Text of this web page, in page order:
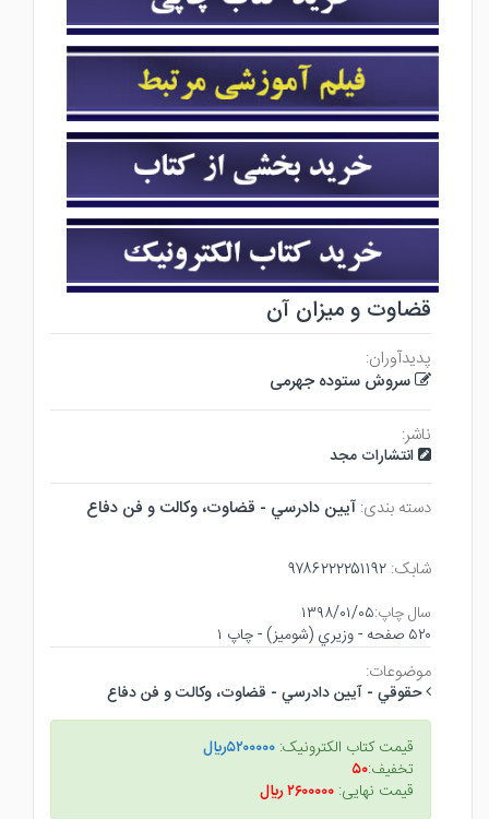
قضاوت و میزان آن
پدیدآوران:
سروش ستوده جهرمی
ناشر:
انتشارات مجد
دسته بندی: آيين دادرسي - قضاوت، وكالت و فن دفاع
شابک: ۹۷۸۶۲۲۲۲۵۱۱۹۲
سال چاپ:۱۳۹۸/۰۱/۰۵
۵۲۰ صفحه - وزيري (شوميز) - چاپ ۱
موضوعات:
حقوقي - آيين دادرسي - قضاوت، وكالت و فن دفاع
قیمت کتاب الکترونیک: ۵۲۰۰۰۰۰ريال
تخفیف:۵۰
قیمت نهایی: ۲۶۰۰۰۰۰ ريال